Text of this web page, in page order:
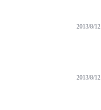
2013/8/12
2013/8/12